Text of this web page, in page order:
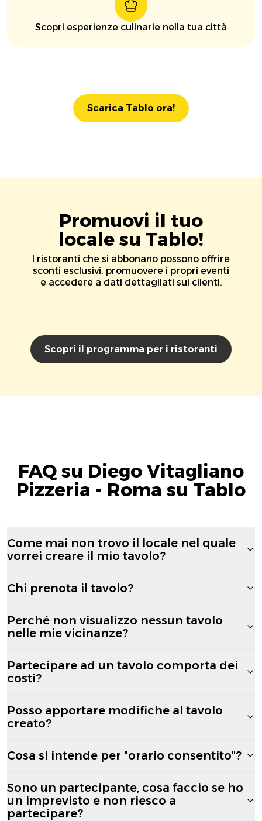
Scopri esperienze culinarie nella tua città
Scarica Tablo ora!
Promuovi il tuo
locale su Tablo!
I ristoranti che si abbonano possono offrire
sconti esclusivi, promuovere i propri eventi
e accedere a dati dettagliati sui clienti.
Scopri il programma per i ristoranti
FAQ su Diego Vitagliano
Pizzeria - Roma su Tablo
Come mai non trovo il locale nel quale
vorrei creare il mio tavolo?
Chi prenota il tavolo?
Perché non visualizzo nessun tavolo
nelle mie vicinanze?
Partecipare ad un tavolo comporta dei
costi?
Posso apportare modifiche al tavolo
creato?
Cosa si intende per "orario consentito"?
Sono un partecipante, cosa faccio se ho
un imprevisto e non riesco a
partecipare?